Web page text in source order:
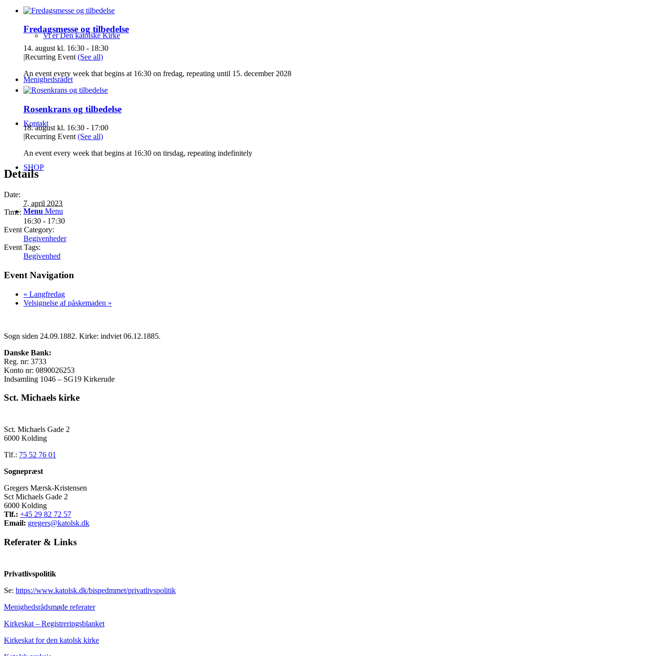
Vi er Den katolske Kirke
Menighedsrådet
Kontakt
SHOP
Menu Menu
Fredagsmesse og tilbedelse
14. august kl. 16:30 - 18:30
|Recurring Event (See all)
An event every week that begins at 16:30 on fredag, repeating until 15. december 2028
Rosenkrans og tilbedelse
18. august kl. 16:30 - 17:00
Recurring Event(See all)
An event every week that begins at 16:30 on tirsdag, repeating indefinitely
Details
Date:
7. april 2023
Time:
16:30 - 17:30
Event Category:
Begivenheder
Event Tags:
Begivenhed
Event Navigation
« Langfredag
Velsignelse af påskemaden »
Sogn siden 24.09.1882. Kirke: indviet 06.12.1885.
Danske Bank:
Reg. nr: 3733
Konto nr: 0890026253
Indsamling 1046 – SG19 Kirkerude
Sct. Michaels kirke
Sct. Michaels Gade 2
6000 Kolding
Tlf.: 75 52 76 01
Sognepræst
Gregers Mærsk-Kristensen
Sct Michaels Gade 2
6000 Kolding
Tlf.: +45 29 82 72 57
Email: gregers@katolsk.dk
Referater & Links
Privatlivspolitik
Se: https://www.katolsk.dk/bispedmmet/privatlivspolitik
Menighedsrådsmøde referater
Kirkeskat – Registreringsblanket
Kirkeskat for den katolsk kirke